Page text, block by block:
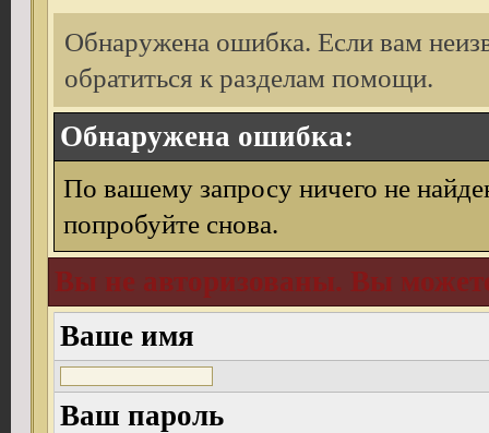
Обнаружена ошибка. Если вам
обратиться к разделам помощи.
Обнаружена ошибка:
По вашему запросу ничего не
попробуйте снова.
Вы не авторизованы. Вы
Ваше имя
Ваш пароль